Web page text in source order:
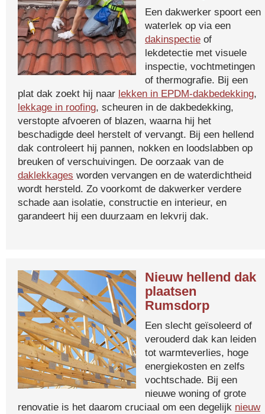
Een dakwerker spoort een
waterlek op via een
dakinspectie of
lekdetectie met visuele
inspectie, vochtmetingen
of thermografie. Bij een
plat dak zoekt hij naar lekken in EPDM-dakbedekking,
lekkage in roofing, scheuren in de dakbedekking,
verstopte afvoeren of blazen, waarna hij het
beschadigde deel herstelt of vervangt. Bij een hellend
dak controleert hij pannen, nokken en loodslabben op
breuken of verschuivingen. De oorzaak van de
daklekkages worden vervangen en de waterdichtheid
wordt hersteld. Zo voorkomt de dakwerker verdere
schade aan isolatie, constructie en interieur, en
garandeert hij een duurzaam en lekvrij dak.
Nieuw hellend dak
plaatsen
Rumsdorp
Een slecht geïsoleerd of
verouderd dak kan leiden
tot warmteverlies, hoge
energiekosten en zelfs
vochtschade. Bij een
nieuwe woning of grote
renovatie is het daarom cruciaal om een degelijk nieuw